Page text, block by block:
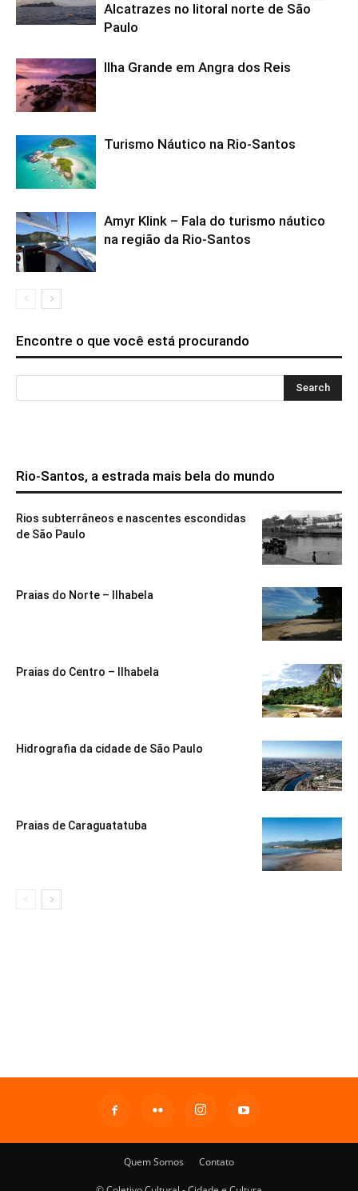
Alcatrazes no litoral norte de São
Paulo
Ilha Grande em Angra dos Reis
Turismo Náutico na Rio-Santos
Amyr Klink – Fala do turismo náutico
na região da Rio-Santos
Encontre o que você está procurando
Rio-Santos, a estrada mais bela do mundo
Rios subterrâneos e nascentes escondidas
de São Paulo
Praias do Norte – Ilhabela
Praias do Centro – Ilhabela
Hidrografia da cidade de São Paulo
Praias de Caraguatatuba
Quem Somos Contato